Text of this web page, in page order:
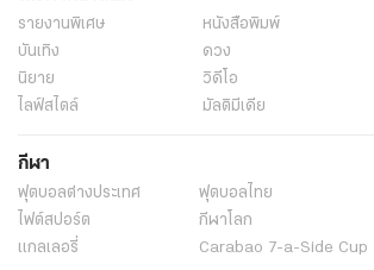
รายงานพิเศษ หนังสือพิมพ์
บันเทิง
ดวง
นิยาย
วิดีโอ
ไลฟ์สไตล์
มัลติมีเดีย
กีฬา
ฟุตบอลต่่างประเทศ ฟุตบอลไทย
ไฟต์สปอร์ต
กีฬาโลก
แกลเลอรี่
Carabao 7-a-Side Cup